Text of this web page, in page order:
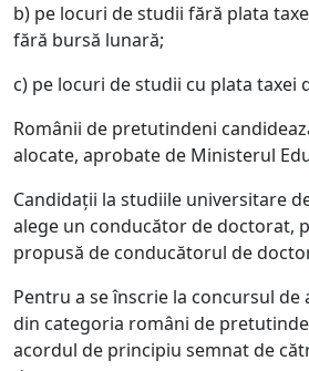
b) pe locuri de studii fără plata
fără bursă lunară;
c) pe locuri de studii cu plata taxei
Românii de pretutindeni
alocate, aprobate de Ministerul
Candidații la studiile universitare
alege un conducător de doctorat,
propusă de conducătorul de
Pentru a se înscrie la concursul
din categoria români de
acordul de principiu semnat de